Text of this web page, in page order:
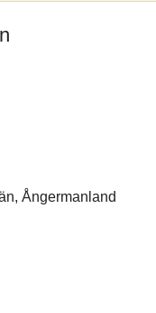
Ångermanland